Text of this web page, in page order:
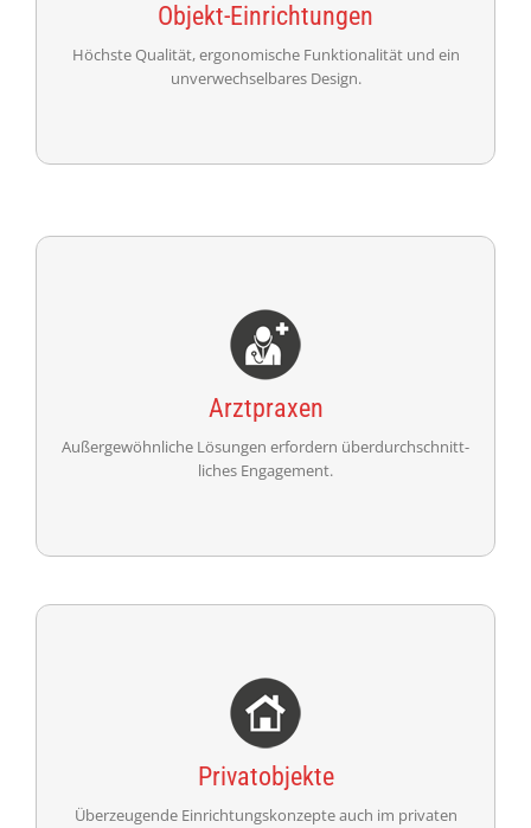
Objekt-Einrichtungen
Höchste Qualität, ergo­no­mische Funktio­nalität und ein
unver­wechsel­bares Design.
Arztpraxen
Außergewöhn­liche Lösungen erfor­dern über­durch­schnitt­
liches Enga­gement.
Privatobjekte
Überzeugende Ein­rich­tungs­kon­zepte auch im pri­vaten